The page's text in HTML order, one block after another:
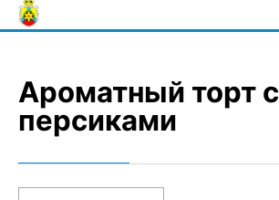
Skip
to
Ароматный торт с
персиками